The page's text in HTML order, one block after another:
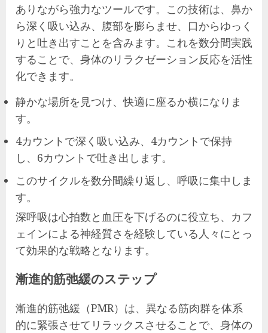
ありながら強力なツールです。この技術は、鼻か
ら深く吸い込み、腹部を膨らませ、口からゆっく
りと吐き出すことを含みます。これを数分間実践
することで、身体のリラクゼーション反応を活性
化できます。
静かな場所を見つけ、快適に座るか横になりま
す。
4カウントで深く吸い込み、4カウントで保持
し、6カウントで吐き出します。
このサイクルを数分間繰り返し、呼吸に集中しま
す。
深呼吸は心拍数と血圧を下げるのに役立ち、カフ
ェインによる神経質さを経験している人々にとっ
て効果的な戦略となります。
漸進的筋弛緩のステップ
漸進的筋弛緩（PMR）は、異なる筋肉群を体系
的に緊張させてリラックスさせることで、身体の